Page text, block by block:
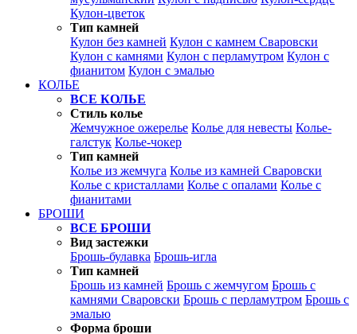
Кулон-цветок
Тип камней
Кулон без камней Кулон с камнем Сваровски
Кулон с камнями Кулон с перламутром Кулон с
фианитом Кулон с эмалью
КОЛЬЕ
ВСЕ КОЛЬЕ
Стиль колье
Жемчужное ожерелье Колье для невесты Колье-
галстук Колье-чокер
Тип камней
Колье из жемчуга Колье из камней Сваровски
Колье с кристаллами Колье с опалами Колье с
фианитами
БРОШИ
ВСЕ БРОШИ
Вид застежки
Брошь-булавка Брошь-игла
Тип камней
Брошь из камней Брошь с жемчугом Брошь с
камнями Сваровски Брошь с перламутром Брошь с
эмалью
Форма броши